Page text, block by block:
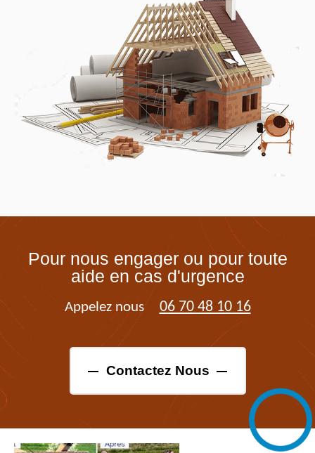
Pour nous engager ou pour toute
aide en cas d'urgence
Appelez nous 06 70 48 10 16
Contactez Nous